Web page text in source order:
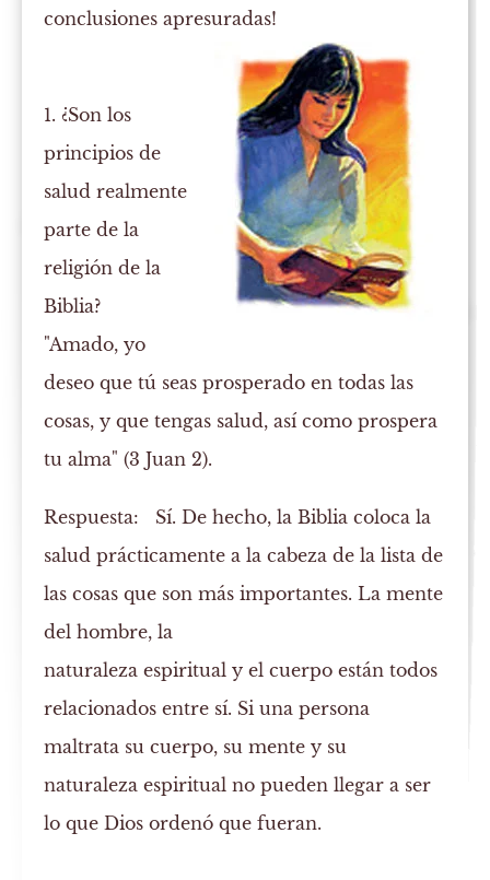
conclusiones apresuradas!
1. ¿Son los
principios de
salud realmente
parte de la
religión de la
Biblia?
"Amado, yo
deseo que tú seas prosperado en todas las
cosas, y que tengas salud, así como prospera
tu alma" (3 Juan 2).
Respuesta: Sí. De hecho, la Biblia coloca la
salud prácticamente a la cabeza de la lista de
las cosas que son más importantes. La mente
del hombre, la
naturaleza espiritual y el cuerpo están todos
relacionados entre sí. Si una persona
maltrata su cuerpo, su mente y su
naturaleza espiritual no pueden llegar a ser
lo que Dios ordenó que fueran.